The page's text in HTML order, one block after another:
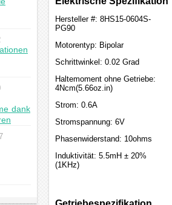
dank
Hersteller #: 8HS15-0604S-
PG90
Motorentyp: Bipolar
Schrittwinkel: 0.02 Grad
Haltemoment ohne Getriebe:
4Ncm(5.66oz.in)
Strom: 0.6A
Stromspannung: 6V
Phasenwiderstand: 10ohms
Induktivität: 5.5mH ± 20%
(1KHz)